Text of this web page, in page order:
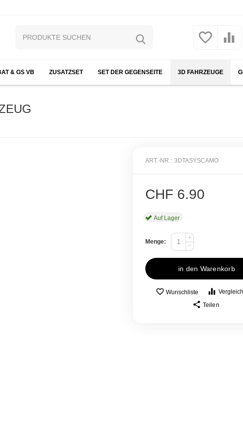
& GS VB ZUSATZSET SET DER GEGENSEITE 3D FAHRZEUGE
ART.-NR.: 3DTASYSCAMO
CHF 6.90
Auf Lager
Menge:
+
−
in den Warenkorb
Wunschliste
Teilen